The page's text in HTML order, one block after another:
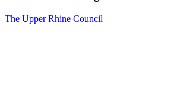
The Upper Rhine Council